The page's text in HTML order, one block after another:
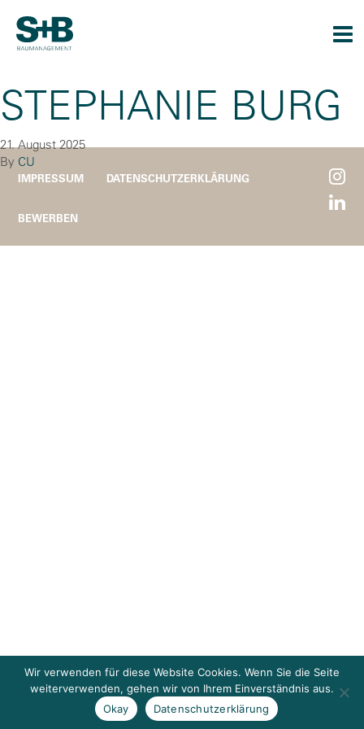
STEPHANIE BURG
21. August 2025
By CU
IMPRESSUM DATENSCHUTZERKLÄRUNG
BEWERBEN
Wir verwenden für diese Website Cookies. Wenn Sie die Seite
weiterverwenden, gehen wir von Ihrem Einverständnis aus.
Okay
Datenschutzerklärung